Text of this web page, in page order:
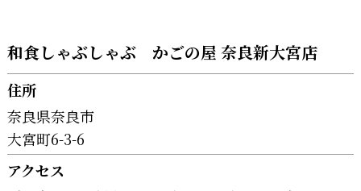
和食しゃぶしゃぶ かごの屋 奈良新大宮店
住所
奈良県奈良市
大宮町6-3-6
アクセス